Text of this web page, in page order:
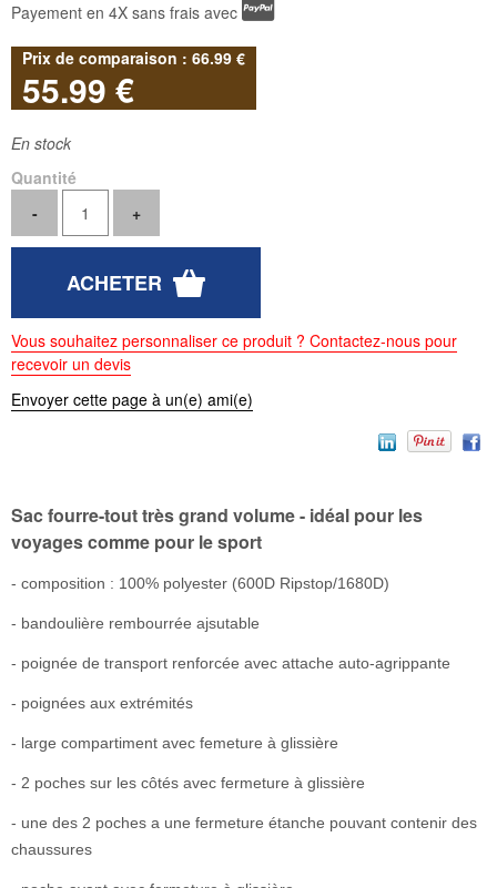
Payement en 4X sans frais avec
66.99 €
55.99 €
En stock
Quantité
Vous souhaitez personnaliser ce produit ? Contactez-nous pour
recevoir un devis
Envoyer cette page à un(e) ami(e)
Sac fourre-tout très grand volume - idéal pour les
voyages comme pour le sport
- composition : 100% polyester (600D Ripstop/1680D)
- bandoulière rembourrée ajsutable
- poignée de transport renforcée avec attache auto-agrippante
- poignées aux extrémités
- large compartiment avec femeture à glissière
- 2 poches sur les côtés avec fermeture à glissière
- une des 2 poches a une fermeture étanche pouvant contenir des
chaussures